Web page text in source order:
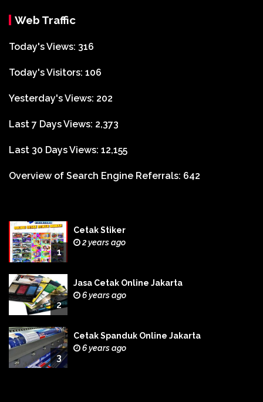
Web Traffic
Today's Views: 316
Today's Visitors: 106
Yesterday's Views: 202
Last 7 Days Views: 2,373
Last 30 Days Views: 12,155
Overview of Search Engine Referrals: 642
1
Cetak Stiker
2 years ago
2
Jasa Cetak Online Jakarta
6 years ago
3
Cetak Spanduk Online Jakarta
6 years ago